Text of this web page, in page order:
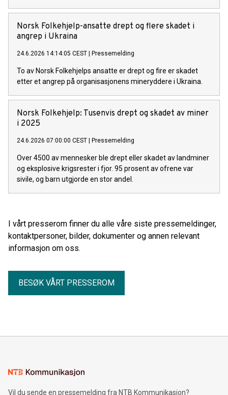
Norsk Folkehjelp-ansatte drept og flere skadet i
angrep i Ukraina
24.6.2026 14:14:05 CEST Pressemelding
To av Norsk Folkehjelps ansatte er drept og fire er skadet
etter et angrep på organisasjonens mineryddere i Ukraina.
Norsk Folkehjelp: Tusenvis drept og skadet av miner
i 2025
24.6.2026 07:00:00 CEST Pressemelding
Over 4500 av mennesker ble drept eller skadet av landminer
og eksplosive krigsrester i fjor. 95 prosent av ofrene var
sivile, og barn utgjorde en stor andel.
I vårt presserom finner du alle våre siste pressemeldinger,
kontaktpersoner, bilder, dokumenter og annen relevant
informasjon om oss.
BESØK VÅRT PRESSEROM
Vil du sende en pressemelding fra NTB Kommunikasjon?